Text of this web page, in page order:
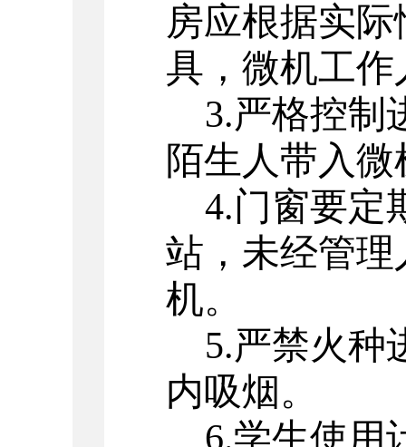
房应根据实
具，微机工
3.严格控制
陌生人带入
4.门窗要定
站，未经管
机。
5.严禁火种
内吸烟。
6.学生使用